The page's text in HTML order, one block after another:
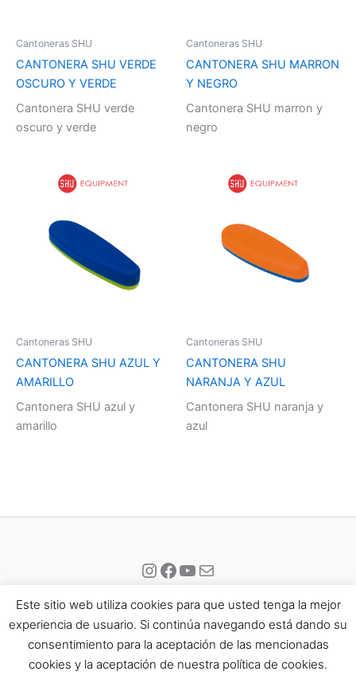
Cantoneras SHU
CANTONERA SHU VERDE
OSCURO Y VERDE
Cantonera SHU verde
oscuro y verde
Cantoneras SHU
CANTONERA SHU MARRON
Y NEGRO
Cantonera SHU marron y
negro
Cantoneras SHU
CANTONERA SHU AZUL Y
AMARILLO
Cantonera SHU azul y
amarillo
Cantoneras SHU
CANTONERA SHU
NARANJA Y AZUL
Cantonera SHU naranja y
azul
Instagram
Facebook
YouTube
Correo electrónico
Todos los derechos © 2026 Eisport | Funciona gracias aTema
Este sitio web utiliza cookies para que usted tenga la mejor
experiencia de usuario. Si continúa navegando está dando su
consentimiento para la aceptación de las mencionadas
cookies y la aceptación de nuestra política de cookies.